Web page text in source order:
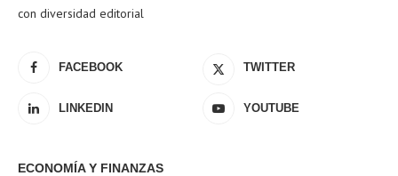
con diversidad editorial
FACEBOOK TWITTER
LINKEDIN YOUTUBE
ECONOMÍA Y FINANZAS